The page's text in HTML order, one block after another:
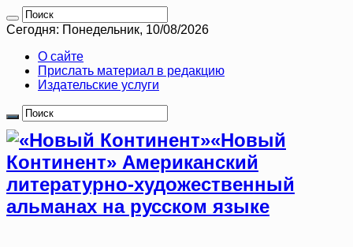
Сегодня: Понедельник, 10/08/2026
О сайте
Прислать материал в редакцию
Издательские услуги
«Новый
Континент» Американский
литературно-художественный
альманах на русском языке